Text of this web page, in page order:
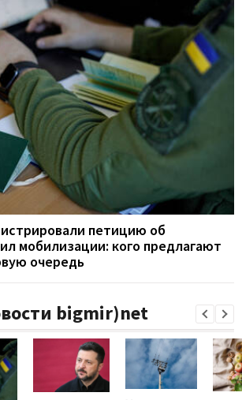
петицию об
мобилизации: кого предлагают
очередь
bigmir)net